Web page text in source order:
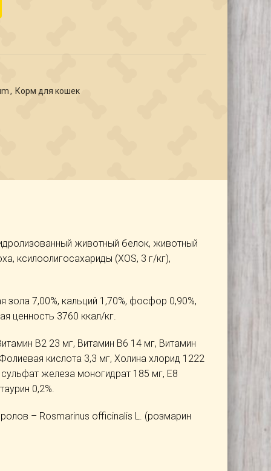
, Корм для кошек
животный белок, животный
ксилоолигосахариды (XOS, 3 г/кг),
7,00%, кальций 1,70%, фосфор 0,90%,
ценность 3760 ккал/кг.
B2 23 мг, Витамин B6 14 мг, Витамин
кислота 3,3 мг, Холина хлорид 1222
железа моногидрат 185 мг, E8
0,2%.
– Rosmarinus officinalis L. (розмарин